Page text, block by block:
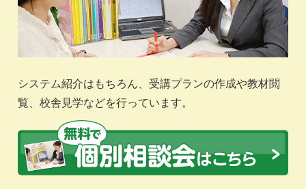
システム紹介はもちろん、受講プランの作成や教材閲
覧、校舎見学などを行っています。